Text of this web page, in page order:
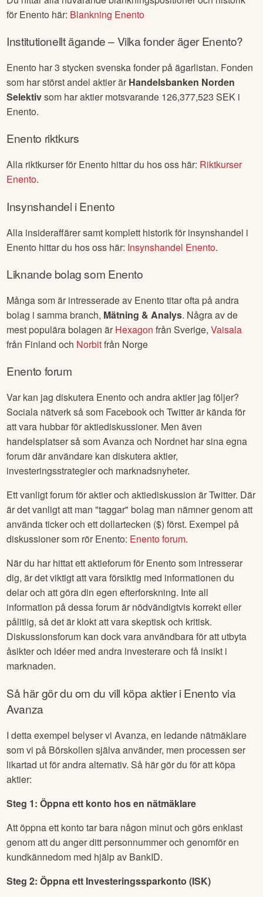
för Enento här: Blankning Enento
Institutionellt ägande – Vilka fonder ägerEnento?
Enento har3 stycken svenska fonder på ägarlistan. Fonden
som har störst andel aktier är Handelsbanken Norden
Selektivsom har aktier motsvarande 126,377,523 SEK i
Enento.
Enento riktkurs
Alla riktkurser för Enento hittar du hos oss här: Riktkurser
Enento.
Insynshandel iEnento
Alla insideraffärer samt komplett historik för insynshandel i
Enento hittar du hos oss här: Insynshandel Enento.
Liknande bolag som Enento
Många som är intresserade av Enento titar ofta på andra
bolag i samma branch, Mätning & Analys. Några av de
mest populära bolagen är Hexagon frånSverige,Vaisala
från Finland och Norbitfrån Norge
Enento forum
Var kan jag diskutera Enento och andra aktier jag följer?
Sociala nätverk så som Facebook och Twitter är kända för
att vara hubbar för aktiediskussioner. Men även
handelsplatser så som Avanza och Nordnet har sina egna
forum där användare kan diskutera aktier,
investeringsstrategier och marknadsnyheter.
Ett vanligt forum för aktier och aktiediskussion är Twitter. Där
är det vanligt att man "taggar" bolag man nämner genom att
använda ticker och ett dollartecken ($) först. Exempel på
diskussioner som rör Enento: Enentoforum.
När du har hittat ett aktieforum för Enento som intresserar
dig, är det viktigt att vara försiktig med informationen du
delar och att göra din egen efterforskning. Inte all
information på dessa forum är nödvändigtvis korrekt eller
pålitlig, så det är klokt att vara skeptisk och kritisk.
Diskussionsforum kan dock vara användbara för att utbyta
åsikter och idéer med andra investerare och få insikt i
marknaden.
Så här gör du om du vill köpa aktier iEnento via
Avanza
I detta exempel belyser vi Avanza, en ledande nätmäklare
som vi på Börskollen själva använder, men processen ser
likartad ut för andra alternativ. Så här gör du för att köpa
aktier:
Steg 1: Öppna ett konto hos en nätmäklare
Att öppna ett konto tar bara någon minut och görs enklast
genom att du anger ditt personnummer och genomför en
kundkännedom med hjälp av BankID.
Steg 2: Öppna ett Investeringssparkonto (ISK)